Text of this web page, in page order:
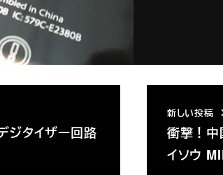
ジタイザー回路
新しい投稿
衝撃！中
イソウ